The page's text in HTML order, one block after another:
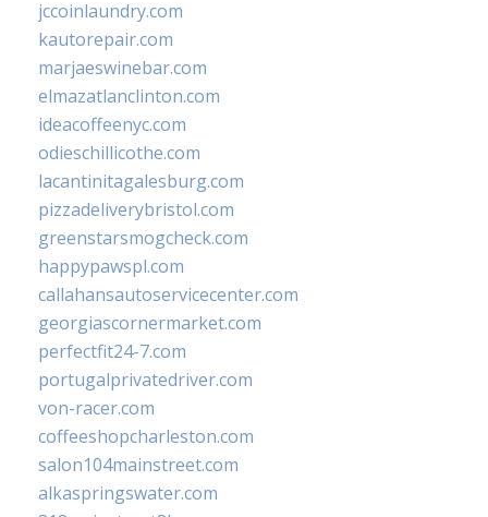
jccoinlaundry.com
kautorepair.com
marjaeswinebar.com
elmazatlanclinton.com
ideacoffeenyc.com
odieschillicothe.com
lacantinitagalesburg.com
pizzadeliverybristol.com
greenstarsmogcheck.com
happypawspl.com
callahansautoservicecenter.com
georgiascornermarket.com
perfectfit24-7.com
portugalprivatedriver.com
von-racer.com
coffeeshopcharleston.com
salon104mainstreet.com
alkaspringswater.com